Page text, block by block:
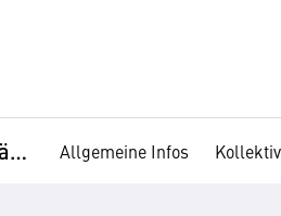
Kollektivverträge Allgemeine Infos